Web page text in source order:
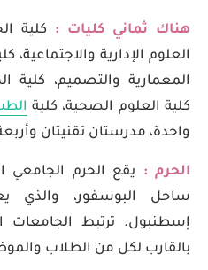
هناك ثماني كليات : كلية
العلوم الإدارية والاجتماعية،
المعمارية والتصميم، كلية
كلية العلوم الصحية، كلية
واحدة، مدرستان تقنيتان
الحرم : يقع الحرم
ساحل البوسفور،
إسطنبول. ترتبط الجامعات
بالقارب لكل من الطلاب